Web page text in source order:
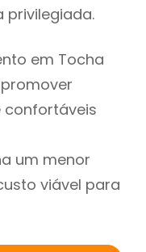
privilegiada.
em Tocha
confortáveis
um menor
viável para